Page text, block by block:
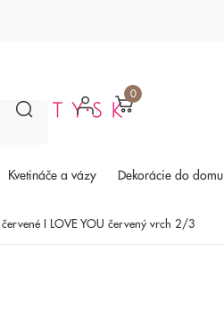
0
Kvetináče a vázy Dekorácie do domu
červené I LOVE YOU červený vrch 2/3